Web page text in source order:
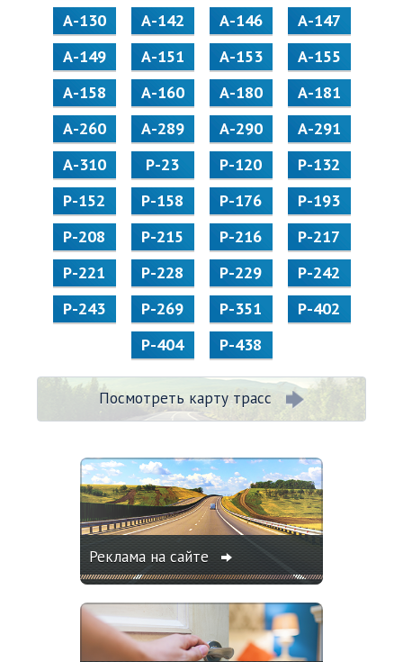
А-130
А-142 А-146
А-147
А-149
А-151 А-153
А-155
А-158
А-160 А-180
А-181
А-260
А-289 А-290
А-291
А-310
Р-23 Р-120
Р-132
Р-152
Р-158 Р-176
Р-193
Р-208
Р-215 Р-216
Р-217
Р-221
Р-228 Р-229
Р-242
Р-243
Р-269 Р-351
Р-402
Р-404
Р-438
Посмотреть карту трасс
Реклама на сайте